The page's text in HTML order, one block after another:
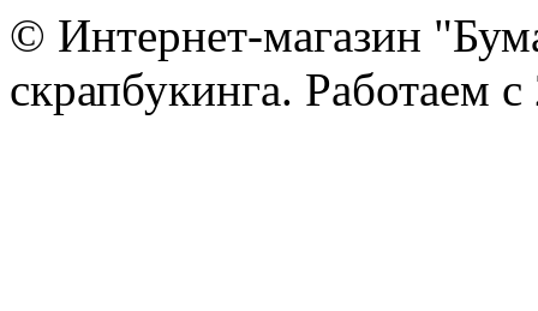
© Интернет-магазин
скрапбукинга. Работаем с